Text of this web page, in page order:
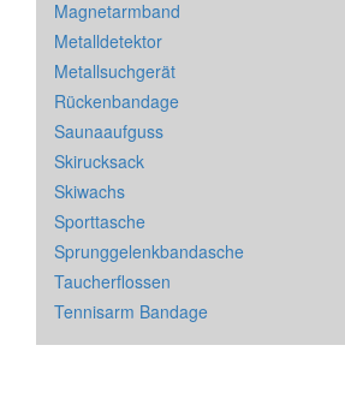
Magnetarmband
Metalldetektor
Metallsuchgerät
Rückenbandage
Saunaaufguss
Skirucksack
Skiwachs
Sporttasche
Sprunggelenkbandasche
Taucherflossen
Tennisarm Bandage